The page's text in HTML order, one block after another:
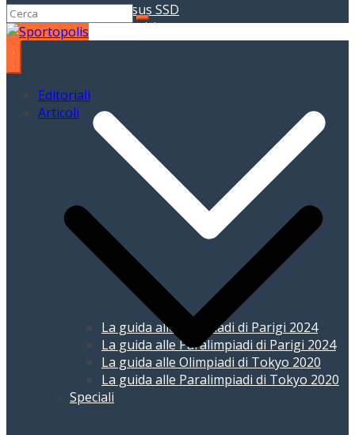
Pegasus SSD
Giochi Olimpici
La guida alle Olimpiadi di Parigi 2024
La guida alle Paralimpiadi di Parigi 2024
La guida alle Olimpiadi di Tokyo 2020
La guida alle Paralimpiadi di Tokyo 2020
Speciali
Editoriali
Articoli